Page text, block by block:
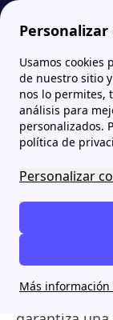
Personalizar
Usamos
de nuestro sitio
nos lo permites,
análisis para
personalizados.
política de
Personalizar
Más
Papernest.es
EDP ofrece
cliente. Si
facturas o
canales de